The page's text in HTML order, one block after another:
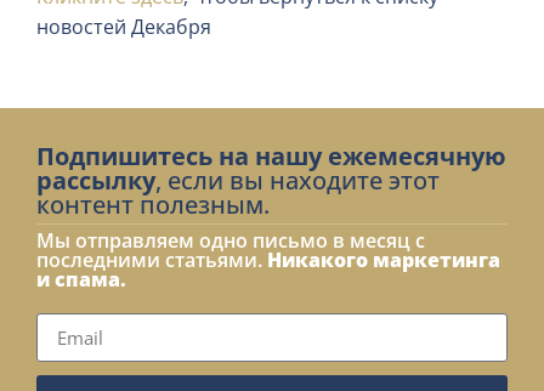
новостей Декабря
Подпишитесь на нашу ежемесячную
рассылку, если вы находите этот
контент полезным.
Мы отправляем одно письмо в месяц с
последними статьями. Никакого маркетинга
и спама.